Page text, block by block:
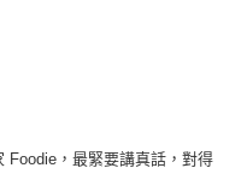
Foodie，最緊要講真話，對得